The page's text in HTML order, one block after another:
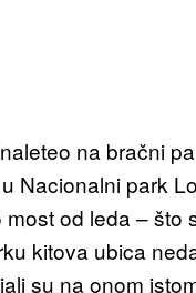
na bračni
Nacionalni park
od leda –
kitova ubica
su na onom